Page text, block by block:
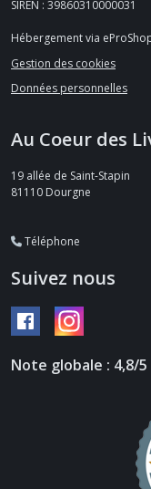
SIREN : 39860310000031
Hébergement via
Gestion des cookies
Données personnelles
Au Coeur des
19 allée de Saint-Stapin
81110 Dourgne
Téléphone
Suivez nous
Note globale : 4,8/5